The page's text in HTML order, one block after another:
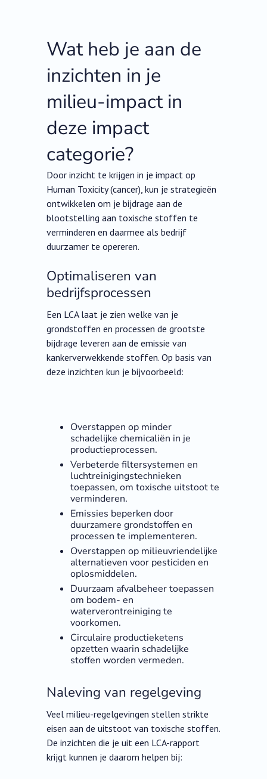
Wat heb je aan de
inzichten in je
milieu-impact in
deze impact
categorie?
Door inzicht te krijgen in je impact op
Human Toxicity (cancer), kun je strategieën
ontwikkelen om je bijdrage aan de
blootstelling aan toxische stoffen te
verminderen en daarmee als bedrijf
duurzamer te opereren.
Optimaliseren van
bedrijfsprocessen
Een LCA laat je zien welke van je
grondstoffen en processen de grootste
bijdrage leveren aan de emissie van
kankerverwekkende stoffen. Op basis van
deze inzichten kun je bijvoorbeeld:
Overstappen op minder
schadelijke chemicaliën in je
productieprocessen.
Verbeterde filtersystemen en
luchtreinigingstechnieken
toepassen, om toxische uitstoot te
verminderen.
Emissies beperken door
duurzamere grondstoffen en
processen te implementeren.
Overstappen op milieuvriendelijke
alternatieven voor pesticiden en
oplosmiddelen.
Duurzaam afvalbeheer toepassen
om bodem- en
waterverontreiniging te
voorkomen.
Circulaire productieketens
opzetten waarin schadelijke
stoffen worden vermeden.
Naleving van regelgeving
Veel milieu-regelgevingen stellen strikte
eisen aan de uitstoot van toxische stoffen.
De inzichten die je uit een LCA-rapport
krijgt kunnen je daarom helpen bij: